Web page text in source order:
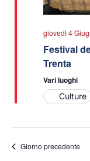
giovedì 4
Festival
Trenta
Vari luoghi
Culture
Giorno precedente